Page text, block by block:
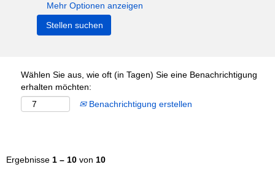
Mehr Optionen anzeigen
Wählen Sie aus, wie oft (in Tagen) Sie eine Benachrichtigung
erhalten möchten:
Benachrichtigung erstellen
Ergebnisse 1 – 10 von 10